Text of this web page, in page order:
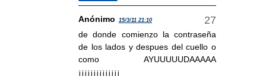
Anónimo 15/3/11 21:10
de donde comienzo la contraseña
de los lados y despues del cuello o
como AYUUUUUDAAAAA
¡¡¡¡¡¡¡¡¡¡¡¡¡¡